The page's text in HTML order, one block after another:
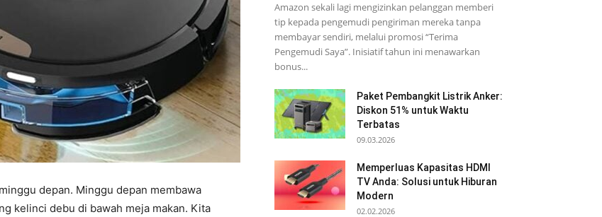
depan. Minggu depan membawa
kelinci debu di bawah meja makan. Kita
Amazon sekali lagi mengizinkan pelanggan memberi
tip kepada pengemudi pengiriman mereka tanpa
membayar sendiri, melalui promosi “Terima
Pengemudi Saya”. Inisiatif tahun ini menawarkan
bonus...
Paket Pembangkit Listrik Anker:
Diskon 51% untuk Waktu
Terbatas
09.03.2026
Memperluas Kapasitas HDMI
TV Anda: Solusi untuk Hiburan
Modern
02.02.2026